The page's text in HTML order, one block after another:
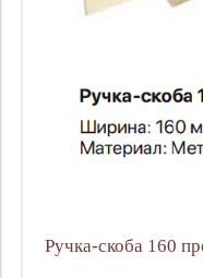
Ручка-скоба 160